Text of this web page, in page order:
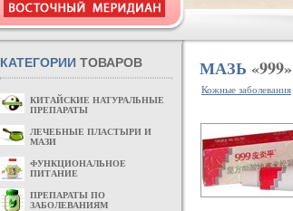
КАТЕГОРИИ ТОВАРОВ
КИТАЙСКИЕ НАТУРАЛЬНЫЕ
ПРЕПАРАТЫ
ЛЕЧЕБНЫЕ ПЛАСТЫРИ И
МАЗИ
ФУНКЦИОНАЛЬНОЕ
ПИТАНИЕ
ПРЕПАРАТЫ ПО
ЗАБОЛЕВАНИЯМ
МАЗЬ «999»
Кожные заболевания